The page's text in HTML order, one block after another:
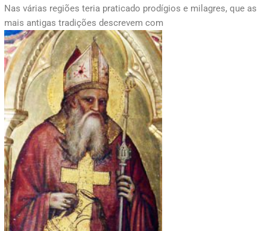
Nas várias regiões teria praticado prodígios e milagres, que as
mais antigas tradições descrevem com